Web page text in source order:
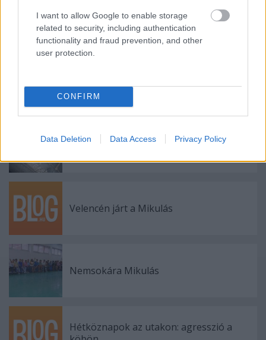
I want to allow Google to enable storage
related to security, including authentication
functionality and fraud prevention, and other
user protection.
CONFIRM
Data Deletion Data Access Privacy Policy
Címkék:retro orosz autó pimp szovjet volga sztálin
baromállat
Ajánlott bejegyzések:
Téli gumit mindenkinek?
Velencén járt a Mikulás
Nemsokára Mikulás
Hétköznapok az utakon: agresszió a